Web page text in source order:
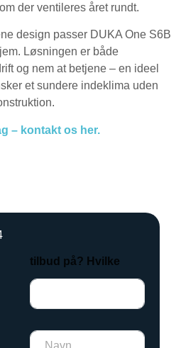
der ventileres året rundt.
design passer DUKA One S6B
Løsningen er både
og nem at betjene – en ideel
et sundere indeklima uden
– kontakt os her.
tilbud på? Hvilke
N